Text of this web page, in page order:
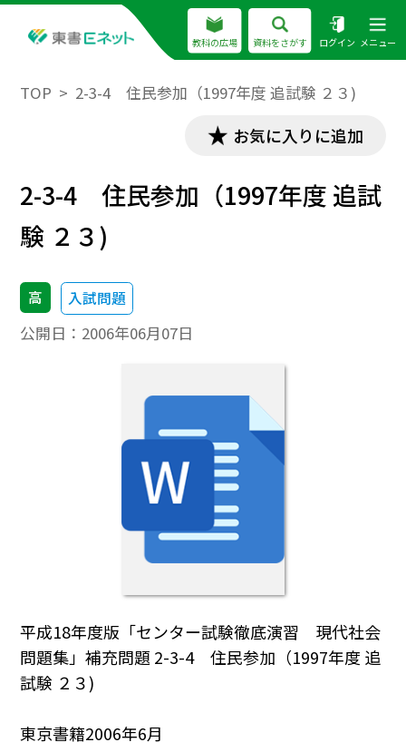
教科の広場 資料をさがす ログイン メニュー
TOP 2-3-4 住民参加（1997年度 追試験 ２３)
お気に入りに追加
2-3-4 住民参加（1997年度 追試
験 ２３)
高 入試問題
公開日： 2006年06月07日
平成18年度版「センター試験徹底演習 現代社会
問題集」補充問題 2-3-4 住民参加（1997年度 追
試験 ２３)
東京書籍2006年6月